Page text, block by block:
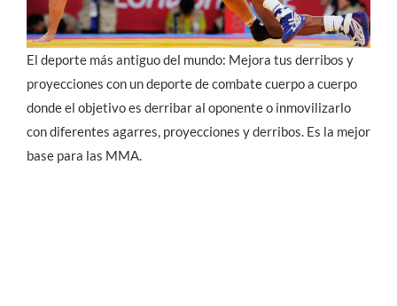
El deporte más antiguo del mundo: Mejora tus derribos y
proyecciones con un deporte de combate cuerpo a cuerpo
donde el objetivo es derribar al oponente o inmovilizarlo
con diferentes agarres, proyecciones y derribos. Es la mejor
base para las MMA.